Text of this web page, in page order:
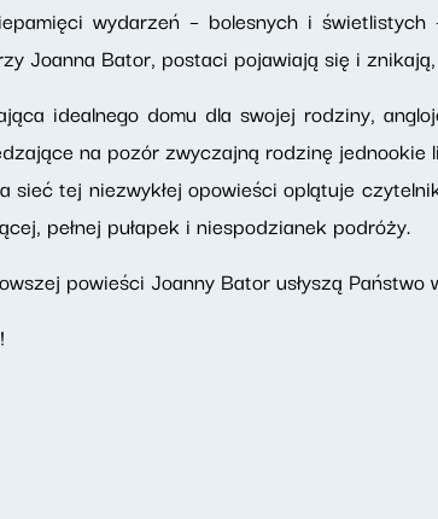
wydarzeń – bolesnych i
Joanna Bator, postaci pojawiają się i
idealnego domu dla swojej rodziny,
na pozór zwyczajną rodzinę
sieć tej niezwykłej opowieści oplątuje
pełnej pułapek i niespodzianek podróży.
powieści Joanny Bator usłyszą Państwo